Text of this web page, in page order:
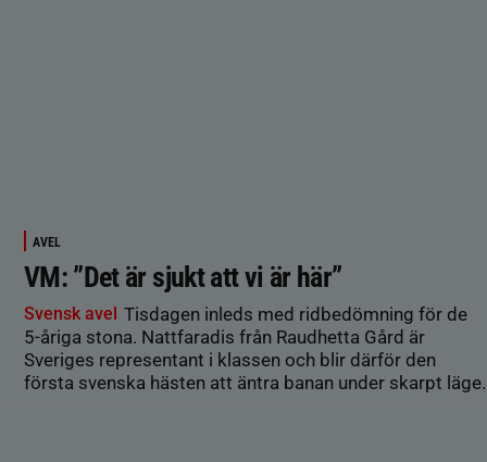
AVEL
VM: ”Det är sjukt att vi är här”
Svensk avel Tisdagen inleds med ridbedömning för de
5-åriga stona. Nattfaradis från Raudhetta Gård är
Sveriges representant i klassen och blir därför den
första svenska hästen att äntra banan under skarpt läge.